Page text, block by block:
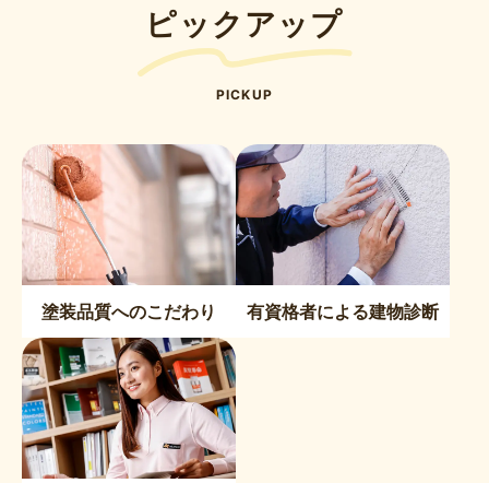
ピックアップ
PICKUP
塗装品質へのこだわり 有資格者による建物診断